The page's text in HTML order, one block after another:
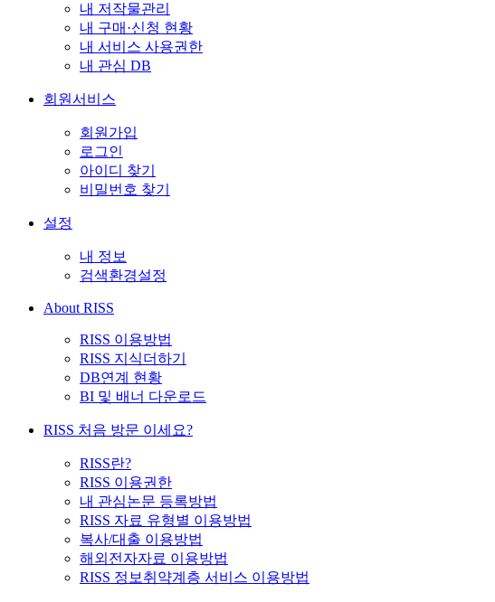
내 저작물관리
내 구매·신청 현황
내 서비스 사용권한
내 관심 DB
회원서비스
회원가입
로그인
아이디 찾기
비밀번호 찾기
설정
내 정보
검색환경설정
About RISS
RISS 이용방법
RISS 지식더하기
DB연계 현황
BI 및 배너 다운로드
RISS 처음 방문 이세요?
RISS란?
RISS 이용권한
내 관심논문 등록방법
RISS 자료 유형별 이용방법
복사/대출 이용방법
해외전자자료 이용방법
RISS 정보취약계층 서비스 이용방법